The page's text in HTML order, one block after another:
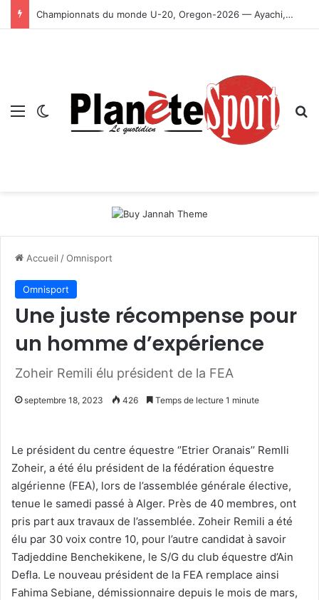
Championnats du monde U-20, Oregon-2026 — Ayachi, Dissa, Touahria et Ghezali en finale
Menu Switch skin
Accueil /Omnisport
Omnisport
Une juste récompense pour
un homme d’expérience
Zoheir Remili élu président de la FEA
septembre 18, 2023 426 Temps de lecture 1 minute
Le président du centre équestre ‘’Etrier Oranais’’ Remlli
Zoheir, a été élu président de la fédération équestre
algérienne (FEA), lors de l’assemblée générale élective,
tenue le samedi passé à Alger. Près de 40 membres, ont
pris part aux travaux de l’assemblée. Zoheir Remili a été
élu par 30 voix contre 10, pour l’autre candidat à savoir
Tadjeddine Benchekikene, le S/G du club équestre d’Ain
Defla. Le nouveau président de la FEA remplace ainsi
Fahima Sebiane, démissionnaire depuis le mois de mars,